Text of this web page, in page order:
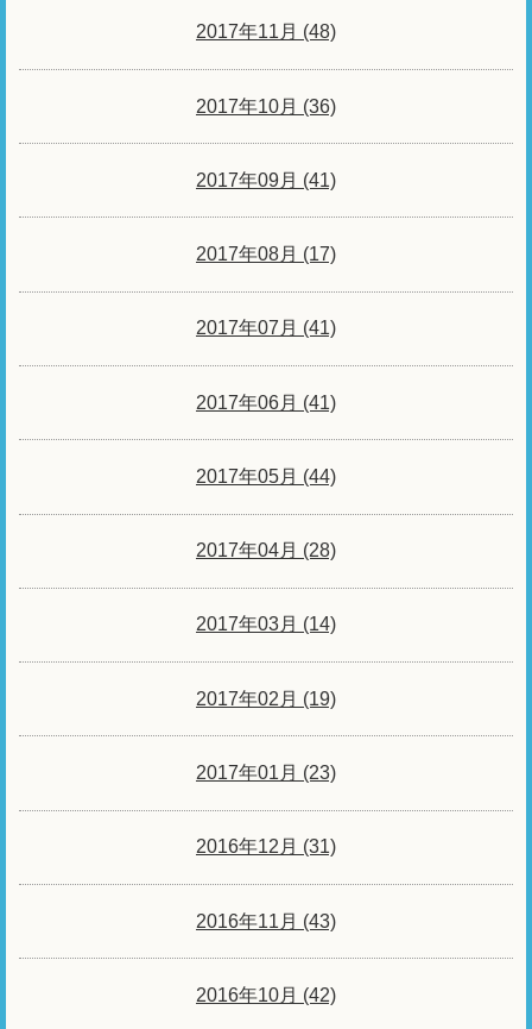
2017年11月 (48)
2017年10月 (36)
2017年09月 (41)
2017年08月 (17)
2017年07月 (41)
2017年06月 (41)
2017年05月 (44)
2017年04月 (28)
2017年03月 (14)
2017年02月 (19)
2017年01月 (23)
2016年12月 (31)
2016年11月 (43)
2016年10月 (42)